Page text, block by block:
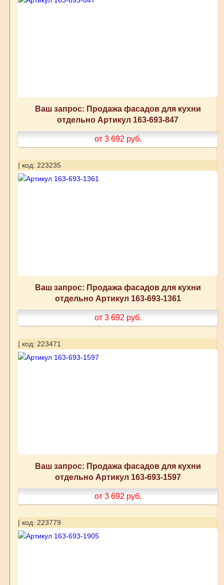
Ваш запрос: Продажа фасадов для кухни
отдельно Артикул 163-693-847
от 3 692 руб.
| код: 223235
Ваш запрос: Продажа фасадов для кухни
отдельно Артикул 163-693-1361
от 3 692 руб.
| код: 223471
Ваш запрос: Продажа фасадов для кухни
отдельно Артикул 163-693-1597
от 3 692 руб.
| код: 223779